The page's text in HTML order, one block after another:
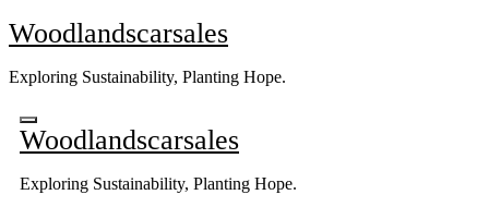
Skip
to
Woodlandscarsales
Exploring Sustainability, Planting Hope.
Woodlandscarsales
Exploring Sustainability, Planting Hope.